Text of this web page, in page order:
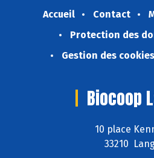
Accueil Contact
Protection des
Gestion des cookies
Biocoop
10 place
33210